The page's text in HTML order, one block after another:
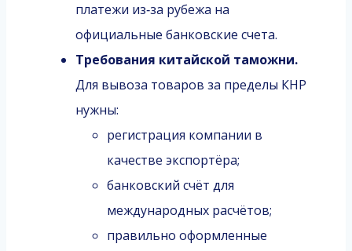
платежи из‑за рубежа на
официальные банковские счета.
Требования китайской таможни.
Для вывоза товаров за пределы КНР
нужны:
регистрация компании в
качестве экспортёра;
банковский счёт для
международных расчётов;
правильно оформленные